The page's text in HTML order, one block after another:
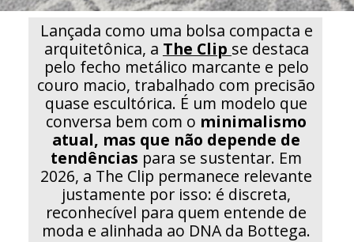
Lançada como uma bolsa compacta e
arquitetônica, a The Clip se destaca
pelo fecho metálico marcante e pelo
couro macio, trabalhado com precisão
quase escultórica. É um modelo que
conversa bem com o minimalismo
atual, mas que não depende de
tendências para se sustentar. Em
2026, a The Clip permanece relevante
justamente por isso: é discreta,
reconhecível para quem entende de
moda e alinhada ao DNA da Bottega.